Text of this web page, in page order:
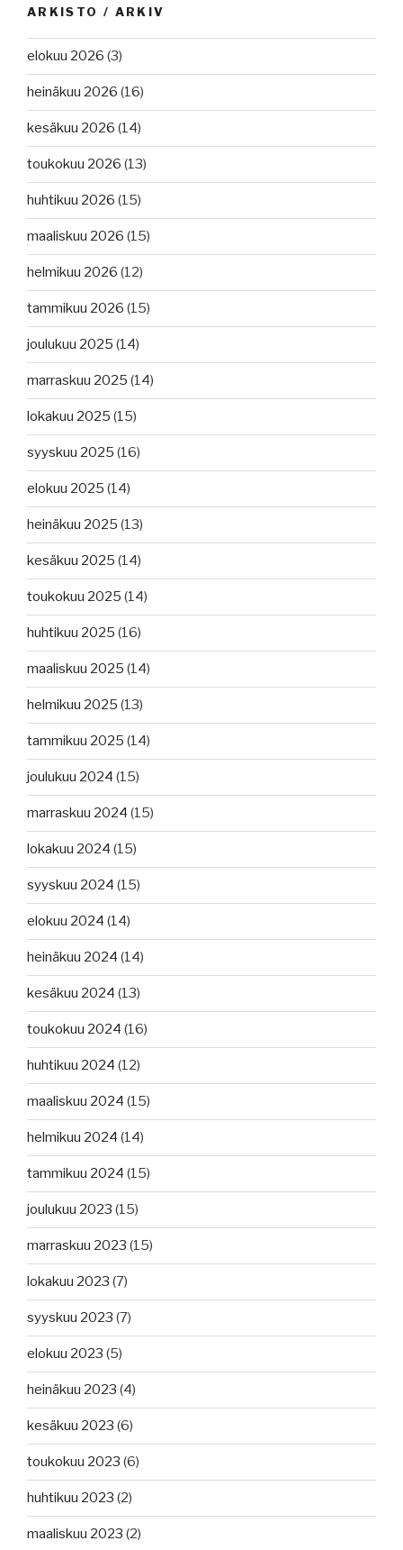
ARKISTO / ARKIV
elokuu 2026 (3)
heinäkuu 2026 (16)
kesäkuu 2026 (14)
toukokuu 2026 (13)
huhtikuu 2026 (15)
maaliskuu 2026 (15)
helmikuu 2026 (12)
tammikuu 2026 (15)
joulukuu 2025 (14)
marraskuu 2025 (14)
lokakuu 2025 (15)
syyskuu 2025 (16)
elokuu 2025 (14)
heinäkuu 2025 (13)
kesäkuu 2025 (14)
toukokuu 2025 (14)
huhtikuu 2025 (16)
maaliskuu 2025 (14)
helmikuu 2025 (13)
tammikuu 2025 (14)
joulukuu 2024 (15)
marraskuu 2024 (15)
lokakuu 2024 (15)
syyskuu 2024 (15)
elokuu 2024 (14)
heinäkuu 2024 (14)
kesäkuu 2024 (13)
toukokuu 2024 (16)
huhtikuu 2024 (12)
maaliskuu 2024 (15)
helmikuu 2024 (14)
tammikuu 2024 (15)
joulukuu 2023 (15)
marraskuu 2023 (15)
lokakuu 2023 (7)
syyskuu 2023 (7)
elokuu 2023 (5)
heinäkuu 2023 (4)
kesäkuu 2023 (6)
toukokuu 2023 (6)
huhtikuu 2023 (2)
maaliskuu 2023 (2)